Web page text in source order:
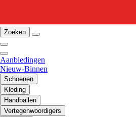
Zoeken
Aanbiedingen
Nieuw-Binnen
Schoenen
Kleding
Handballen
Vertegenwoordigers